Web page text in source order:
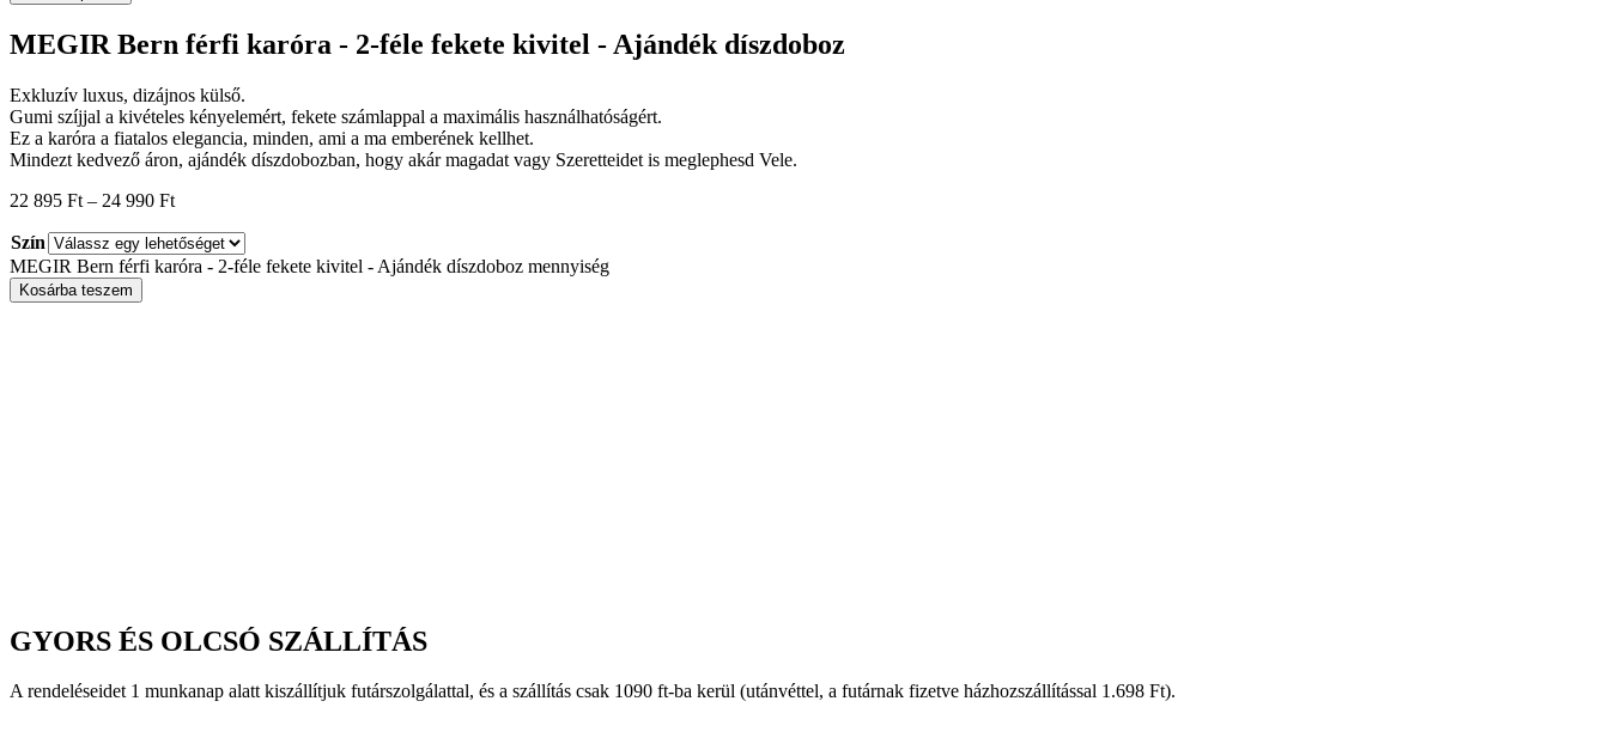
MEGIR Bern férfi karóra - 2-féle fekete kivitel - Ajándék díszdoboz
Exkluzív luxus, dizájnos külső.
Gumi szíjjal a kivételes kényelemért, fekete számlappal a maximális használhatóságért.
Ez a karóra a fiatalos elegancia, minden, ami a ma emberének kellhet.
Mindezt kedvező áron, ajándék díszdobozban, hogy akár magadat vagy Szeretteidet is meglephesd Vele.
22 895 Ft – 24 990 Ft
Szín
MEGIR Bern férfi karóra - 2-féle fekete kivitel - Ajándék díszdoboz mennyiség
Kosárba teszem
GYORS ÉS OLCSÓ SZÁLLÍTÁS
A rendeléseidet 1 munkanap alatt kiszállítjuk futárszolgálattal, és a szállítás csak 1090 ft-ba kerül (utánvéttel, a futárnak fizetve házhozszállítással 1.698 Ft).